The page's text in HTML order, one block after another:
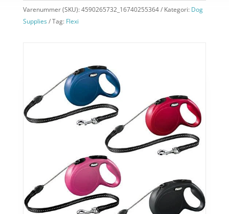
Varenummer (SKU):4590265732_16740255364 Kategori: Dog
Supplies
Tag: Flexi